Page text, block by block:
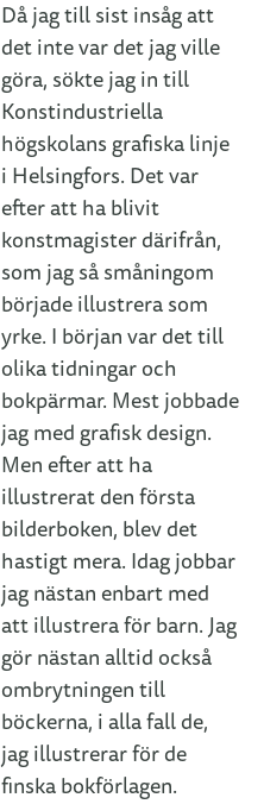
Då jag till sist insåg att
det inte var det jag ville
göra, sökte jag in till
Konstindustriella
högskolans grafiska linje
i Helsingfors. Det var
efter att ha blivit
konstmagister därifrån,
som jag så småningom
började illustrera som
yrke. I början var det till
olika tidningar och
bokpärmar. Mest jobbade
jag med grafisk design.
Men efter att ha
illustrerat den första
bilderboken, blev det
hastigt mera. Idag jobbar
jag nästan enbart med
att illustrera för barn. Jag
gör nästan alltid också
ombrytningen till
böckerna, i alla fall de,
jag illustrerar för de
finska bokförlagen.